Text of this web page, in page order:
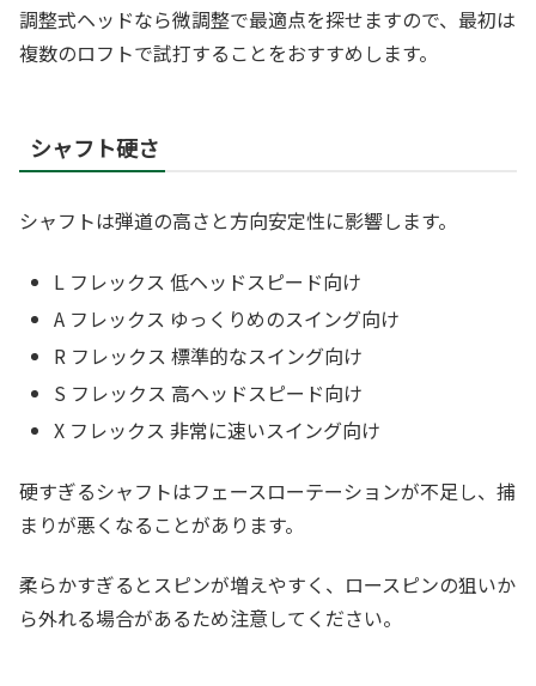
調整式ヘッドなら微調整で最適点を探せますので、最初は
複数のロフトで試打することをおすすめします。
シャフト硬さ
シャフトは弾道の高さと方向安定性に影響します。
L フレックス 低ヘッドスピード向け
A フレックス ゆっくりめのスイング向け
R フレックス 標準的なスイング向け
S フレックス 高ヘッドスピード向け
X フレックス 非常に速いスイング向け
硬すぎるシャフトはフェースローテーションが不足し、捕
まりが悪くなることがあります。
柔らかすぎるとスピンが増えやすく、ロースピンの狙いか
ら外れる場合があるため注意してください。